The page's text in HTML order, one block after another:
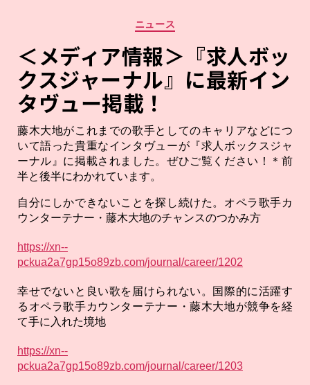
ゴ
リ
ー
ニュース
＜メディア情報＞『求人ボッ
クスジャーナル』に最新イン
タヴュー掲載！
藤木大地がこれまでの歌手としてのキャリアなどにつ
いて語った貴重なインタヴューが『求人ボックスジャ
ーナル』に掲載されました。ぜひご覧ください！＊前
半と後半にわかれています。
自分にしかできないことを探し続けた。オペラ歌手カ
ウンターテナー・藤木大地のチャンスのつかみ方
https://xn--
pckua2a7gp15o89zb.com/journal/career/1202
幸せでないと良い歌を届けられない。国際的に活躍す
るオペラ歌手カウンターテナー・藤木大地が競争を経
て手に入れた境地
https://xn--
pckua2a7gp15o89zb.com/journal/career/1203